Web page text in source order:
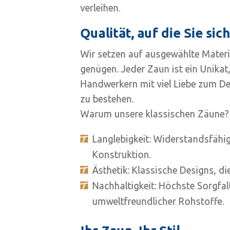
verleihen.
Qualität, auf die Sie
Wir setzen auf ausgewählte
genügen. Jeder Zaun ist ein
Handwerkern mit viel Liebe zum
zu bestehen.
Warum unsere klassischen Zäune?
Langlebigkeit:
Konstruktion.
Ästhetik: Klassische Designs,
Nachhaltigkeit: Höchste
umweltfreundlicher Rohstoffe.